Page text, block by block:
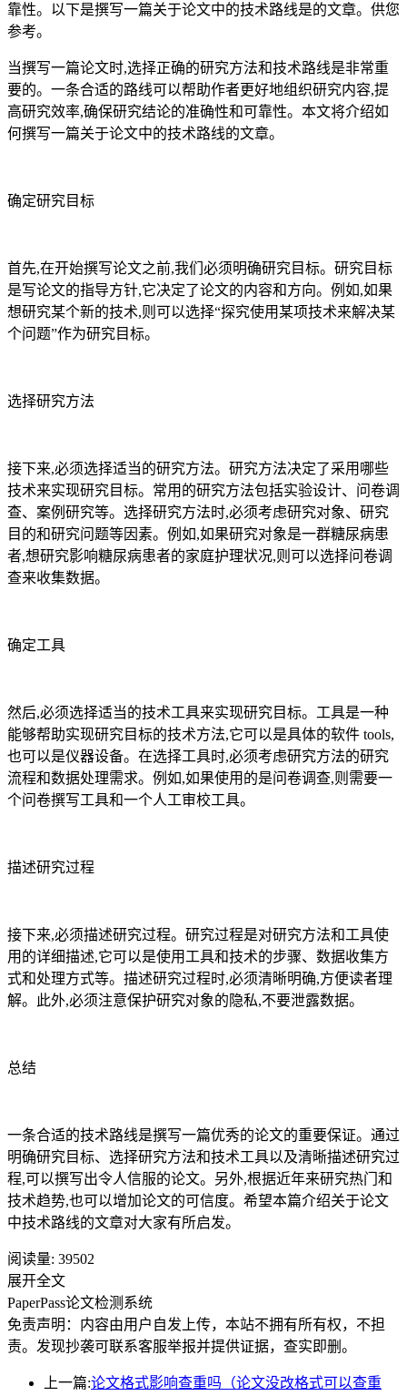
靠性。以下是撰写一篇关于论文中的技术路线是的文章。供您
参考。
当撰写一篇论文时,选择正确的研究方法和技术路线是非常重
要的。一条合适的路线可以帮助作者更好地组织研究内容,提
高研究效率,确保研究结论的准确性和可靠性。本文将介绍如
何撰写一篇关于论文中的技术路线的文章。
确定研究目标
首先,在开始撰写论文之前,我们必须明确研究目标。研究目标
是写论文的指导方针,它决定了论文的内容和方向。例如,如果
想研究某个新的技术,则可以选择“探究使用某项技术来解决某
个问题”作为研究目标。
选择研究方法
接下来,必须选择适当的研究方法。研究方法决定了采用哪些
技术来实现研究目标。常用的研究方法包括实验设计、问卷调
查、案例研究等。选择研究方法时,必须考虑研究对象、研究
目的和研究问题等因素。例如,如果研究对象是一群糖尿病患
者,想研究影响糖尿病患者的家庭护理状况,则可以选择问卷调
查来收集数据。
确定工具
然后,必须选择适当的技术工具来实现研究目标。工具是一种
能够帮助实现研究目标的技术方法,它可以是具体的软件 tools,
也可以是仪器设备。在选择工具时,必须考虑研究方法的研究
流程和数据处理需求。例如,如果使用的是问卷调查,则需要一
个问卷撰写工具和一个人工审校工具。
描述研究过程
接下来,必须描述研究过程。研究过程是对研究方法和工具使
用的详细描述,它可以是使用工具和技术的步骤、数据收集方
式和处理方式等。描述研究过程时,必须清晰明确,方便读者理
解。此外,必须注意保护研究对象的隐私,不要泄露数据。
总结
一条合适的技术路线是撰写一篇优秀的论文的重要保证。通过
明确研究目标、选择研究方法和技术工具以及清晰描述研究过
程,可以撰写出令人信服的论文。另外,根据近年来研究热门和
技术趋势,也可以增加论文的可信度。希望本篇介绍关于论文
中技术路线的文章对大家有所启发。
阅读量: 39502
展开全文
PaperPass论文检测系统
免责声明：内容由用户自发上传，本站不拥有所有权，不担
责。发现抄袭可联系客服举报并提供证据，查实即删。
上一篇:论文格式影响查重吗（论文没改格式可以查重